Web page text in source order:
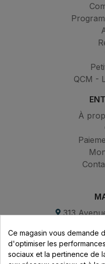
QCM -
À
313
Ce magasin vous demande
d'optimiser les
sociaux et la pertinence de